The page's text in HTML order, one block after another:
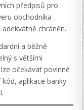
předpisů pro
obchodníka
chráněn.
a běžně
s většími
očekávat povinné
aplikace banky